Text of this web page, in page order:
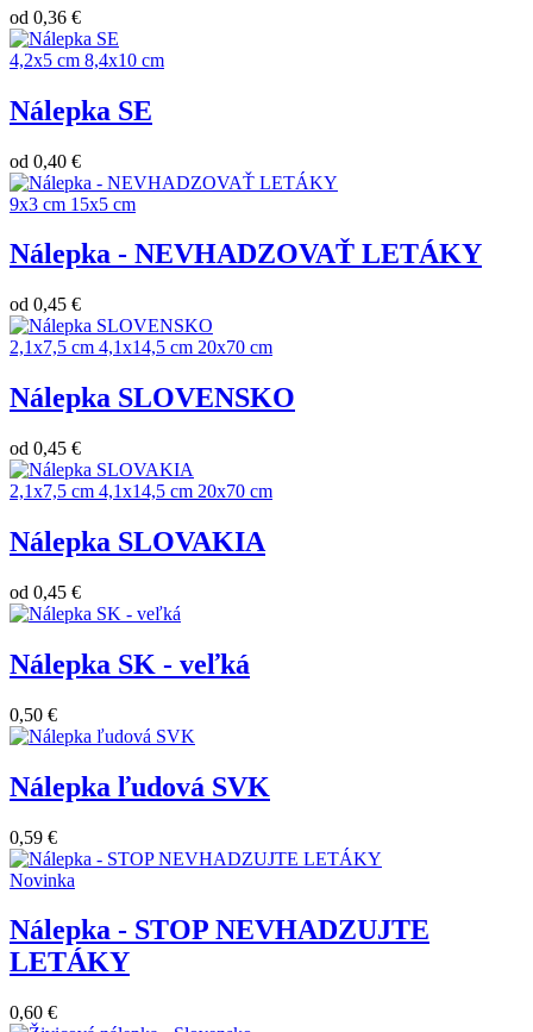
od 0,36 €
4,2x5 cm 8,4x10 cm
Nálepka SE
od 0,40 €
9x3 cm 15x5 cm
Nálepka - NEVHADZOVAŤ LETÁKY
od 0,45 €
2,1x7,5 cm 4,1x14,5 cm 20x70 cm
Nálepka SLOVENSKO
od 0,45 €
2,1x7,5 cm 4,1x14,5 cm 20x70 cm
Nálepka SLOVAKIA
od 0,45 €
Nálepka SK - veľká
0,50 €
Nálepka ľudová SVK
0,59 €
Novinka
Nálepka - STOP NEVHADZUJTE
LETÁKY
0,60 €